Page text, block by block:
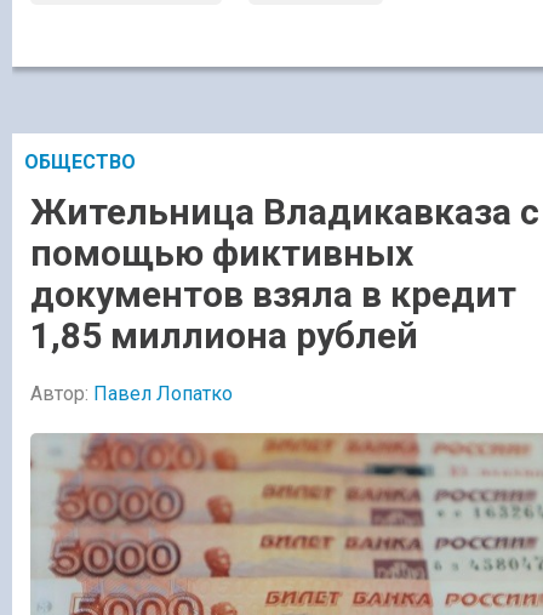
ОБЩЕСТВО
Жительница Владикавказа с
помощью фиктивных
документов взяла в кредит
1,85 миллиона рублей
Автор: Павел Лопатко